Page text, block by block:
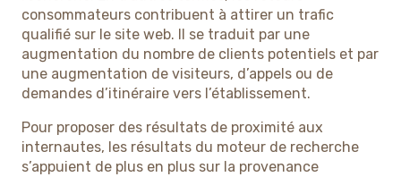
consommateurs contribuent à attirer un trafic
qualifié sur le site web. Il se traduit par une
augmentation du nombre de clients potentiels et par
une augmentation de visiteurs, d’appels ou de
demandes d’itinéraire vers l’établissement.
Pour proposer des résultats de proximité aux
internautes, les résultats du moteur de recherche
s’appuient de plus en plus sur la provenance